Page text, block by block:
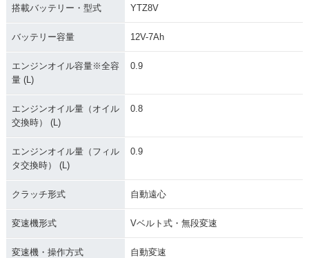
搭載バッテリー・型式 YTZ8V
バッテリー容量 12V-7Ah
エンジンオイル容量※全容
量 (L)
0.9
エンジンオイル量（オイル
交換時） (L)
0.8
エンジンオイル量（フィル
タ交換時） (L)
0.9
クラッチ形式 自動遠心
変速機形式 Vベルト式・無段変速
変速機・操作方式 自動変速